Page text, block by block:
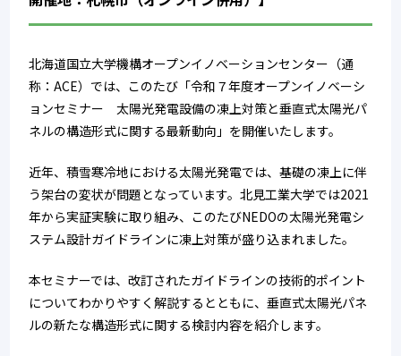
北海道国立大学機構オープンイノベーションセンター（通
称：ACE）では、このたび「令和７年度オープンイノベーシ
ョンセミナー　太陽光発電設備の凍上対策と垂直式太陽光パ
ネルの構造形式に関する最新動向」を開催いたします。
近年、積雪寒冷地における太陽光発電では、基礎の凍上に伴
う架台の変状が問題となっています。北見工業大学では2021
年から実証実験に取り組み、このたびNEDOの太陽光発電シ
ステム設計ガイドラインに凍上対策が盛り込まれました。
本セミナーでは、改訂されたガイドラインの技術的ポイント
についてわかりやすく解説するとともに、垂直式太陽光パネ
ルの新たな構造形式に関する検討内容を紹介します。